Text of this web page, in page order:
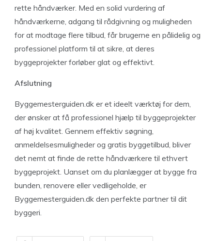
rette håndværker. Med en solid vurdering af
håndværkerne, adgang til rådgivning og muligheden
for at modtage flere tilbud, får brugerne en pålidelig og
professionel platform til at sikre, at deres
byggeprojekter forløber glat og effektivt.
Afslutning
Byggemesterguiden.dk er et ideelt værktøj for dem,
der ønsker at få professionel hjælp til byggeprojekter
af høj kvalitet. Gennem effektiv søgning,
anmeldelsesmuligheder og gratis byggetilbud, bliver
det nemt at finde de rette håndværkere til ethvert
byggeprojekt. Uanset om du planlægger at bygge fra
bunden, renovere eller vedligeholde, er
Byggemesterguiden.dk den perfekte partner til dit
byggeri.